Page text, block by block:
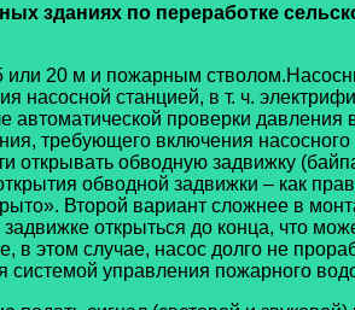
зданиях по переработке
20 м и пожарным
насосной станцией, в т. ч.
автоматической проверки
требующего включения насосного
открывать обводную задвижку
обводной задвижки – как
Второй вариант сложнее в
открыться до конца, что
этом случае, насос долго не
системой управления пожарного